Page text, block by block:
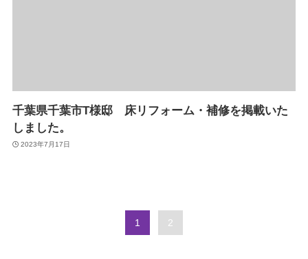
千葉県千葉市T様邸 床リフォーム・補修を掲載いた
しました。
2023年7月17日
1 2